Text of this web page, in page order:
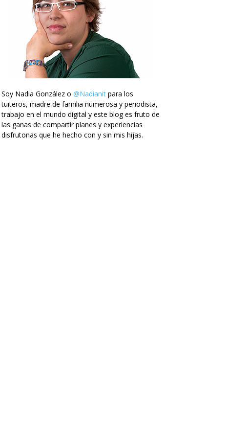
Soy Nadia González o @Nadianit para los
tuiteros, madre de familia numerosa y periodista,
trabajo en el mundo digital y este blog es fruto de
las ganas de compartir planes y experiencias
disfrutonas que he hecho con y sin mis hijas.